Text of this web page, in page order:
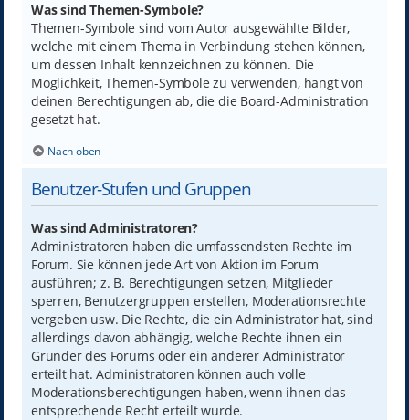
Was sind Themen-Symbole?
Themen-Symbole sind vom Autor ausgewählte Bilder,
welche mit einem Thema in Verbindung stehen können,
um dessen Inhalt kennzeichnen zu können. Die
Möglichkeit, Themen-Symbole zu verwenden, hängt von
deinen Berechtigungen ab, die die Board-Administration
gesetzt hat.
Nach oben
Benutzer-Stufen und Gruppen
Was sind Administratoren?
Administratoren haben die umfassendsten Rechte im
Forum. Sie können jede Art von Aktion im Forum
ausführen; z. B. Berechtigungen setzen, Mitglieder
sperren, Benutzergruppen erstellen, Moderationsrechte
vergeben usw. Die Rechte, die ein Administrator hat, sind
allerdings davon abhängig, welche Rechte ihnen ein
Gründer des Forums oder ein anderer Administrator
erteilt hat. Administratoren können auch volle
Moderationsberechtigungen haben, wenn ihnen das
entsprechende Recht erteilt wurde.